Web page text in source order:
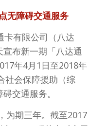
无障碍交通服务
卡有限公司（八达
布新一期「八达通
年4月1日至2018年
社会保障援助（综
交通服务。
为期三年。截至2017